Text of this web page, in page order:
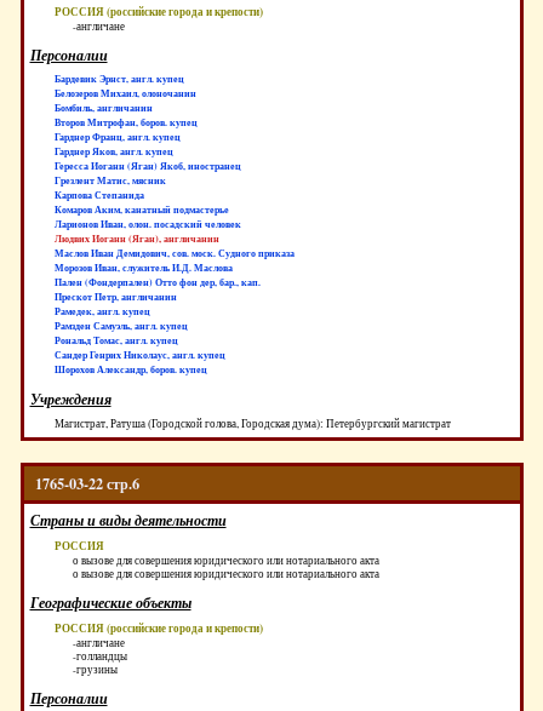
РОССИЯ (российские города и крепости)
-англичане
Персоналии
Бардевик Эрнст, англ. купец
Белозеров Михаил, олоночанин
Бомбиль, англичанин
Второв Митрофан, боров. купец
Гарднер Франц, англ. купец
Гарднер Яков, англ. купец
Гересса Иоганн (Яган) Якоб, иностранец
Грезлент Матис, мясник
Карпова Степанида
Комаров Аким, канатный подмастерье
Ларионов Иван, олон. посадский человек
Людвих Иоганн (Яган), англичанин
Маслов Иван Демидович, сов. моск. Судного приказа
Морозов Иван, служитель И.Д. Маслова
Пален (Фондерпален) Отто фон дер, бар., кап.
Прескот Петр, англичанин
Рамедек, англ. купец
Рамзден Самуэль, англ. купец
Рональд Томас, англ. купец
Сандер Генрих Николаус, англ. купец
Шорохов Александр, боров. купец
Учреждения
Магистрат, Ратуша (Городской голова, Городская дума): Петербургский магистрат
1765-03-22 стр.6
Страны и виды деятельности
РОССИЯ
о вызове для совершения юридического или нотариального акта
о вызове для совершения юридического или нотариального акта
Географические объекты
РОССИЯ (российские города и крепости)
-англичане
-голландцы
-грузины
Персоналии